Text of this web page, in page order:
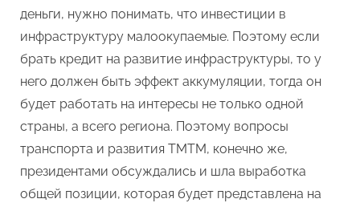
деньги, нужно понимать, что инвестиции в
инфраструктуру малоокупаемые. Поэтому если
брать кредит на развитие инфраструктуры, то у
него должен быть эффект аккумуляции, тогда он
будет работать на интересы не только одной
страны, а всего региона. Поэтому вопросы
транспорта и развития ТМТМ, конечно же,
президентами обсуждались и шла выработка
общей позиции, которая будет представлена на